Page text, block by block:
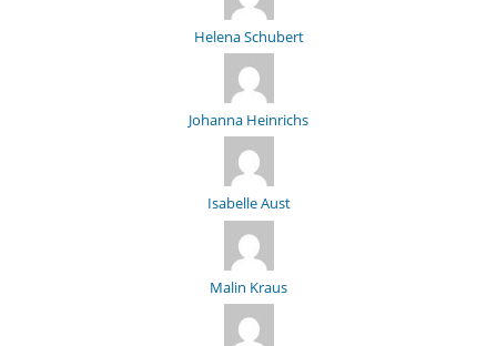
Helena Schubert
Johanna Heinrichs
Isabelle Aust
Malin Kraus